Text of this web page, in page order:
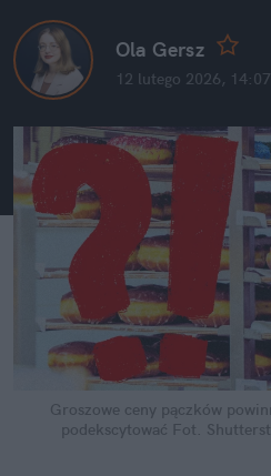
Ola Gersz
12 lutego 2026, 14:07
Groszowe ceny pączków
podekscytować Fot.